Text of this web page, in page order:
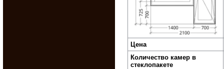
Цена
Количество камер в
стеклопакете